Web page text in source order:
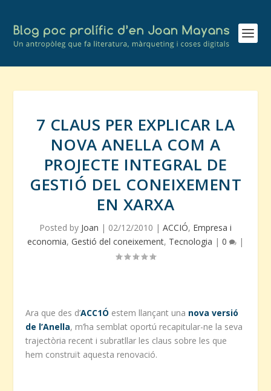
7 CLAUS PER EXPLICAR LA
NOVA ANELLA COM A
PROJECTE INTEGRAL DE
GESTIÓ DEL CONEIXEMENT
EN XARXA
Posted by Joan | 02/12/2010 | ACCIÓ, Empresa i
economia, Gestió del coneixement, Tecnologia | 0 |
Ara que des d’ACC1Ó estem llançant una nova versió
de l’Anella, m’ha semblat oportú recapitular-ne la seva
trajectòria recent i subratllar les claus sobre les que
hem construït aquesta renovació.